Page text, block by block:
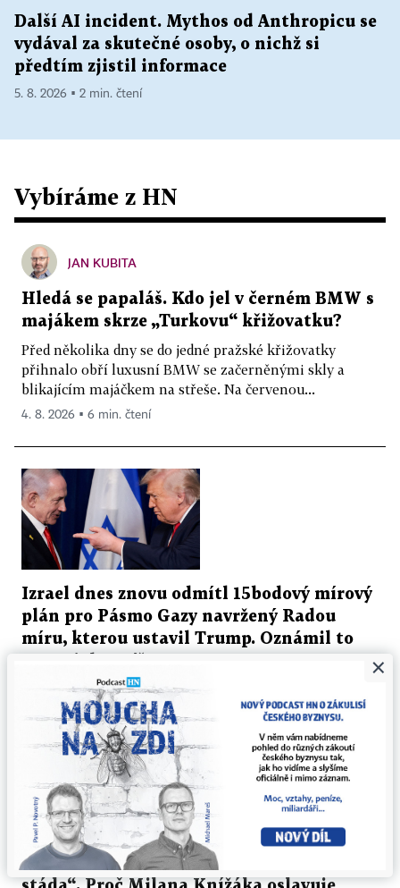
Další AI incident. Mythos od Anthropicu se
vydával za skutečné osoby, o nichž si
předtím zjistil informace
5. 8. 2026 ▪ 2 min. čtení
Vybíráme z HN
JAN KUBITA
Hledá se papaláš. Kdo jel v černém BMW s
majákem skrze „Turkovu“ křižovatku?
Před několika dny se do jedné pražské křižovatky
přihnalo obří luxusní BMW se začerněnými skly a
blikajícím majáčkem na střeše. Na červenou...
4. 8. 2026 ▪ 6 min. čtení
Izrael dnes znovu odmítl 15bodový mírový
plán pro Pásmo Gazy navržený Radou
míru, kterou ustavil Trump. Oznámil to
Tel Aviv 9. srpna (ČTK) - Izrael dnes znovu odmítl
15bodový mírový plán pro Pásmo Gazy navržený Radou
míru, kterou ustavil americký prezident...
9. 8. 2026 ▪ 2 min. čtení
PETR HONZEJK
„Prolhaný hlupák v čele nemyslícího
×